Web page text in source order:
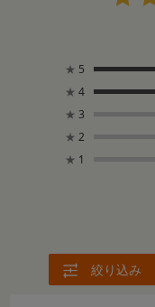
★ 5
★ 4
★ 3
★ 2
★ 1
絞り込み